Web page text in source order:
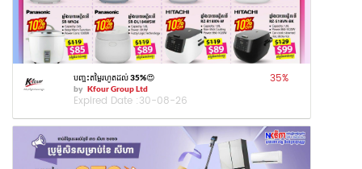
បញ្ចុះតម្លៃរហូតដល់ 35%😍
by Kfour Group Ltd
Expired Date :30-08-26
35%